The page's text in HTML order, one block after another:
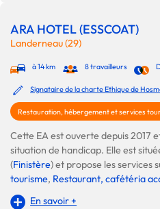
ARA HOTEL (ESSCOAT)
Landerneau (29)
à 14 km 8 travailleurs
Signataire de la charte Ethique de
Restauration, hébergement et services
Cette EA est ouverte depuis 2017
situation de handicap. Elle est
(Finistère) et propose les services
tourisme, Restaurant, cafétéria
En savoir +